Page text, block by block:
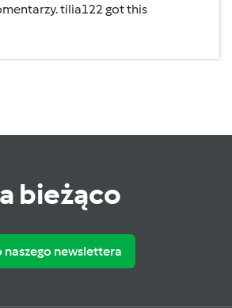
tilia122 got this
bieżąco
naszego newslettera